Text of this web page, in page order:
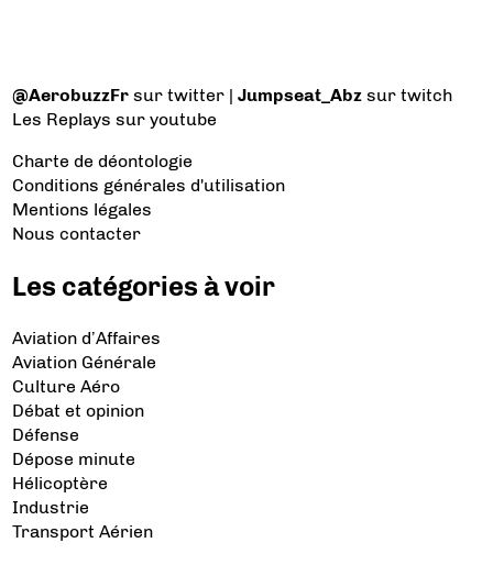
@AerobuzzFr sur twitter |Jumpseat_Abz sur twitch
Les Replays sur youtube
Charte de déontologie
Conditions générales d'utilisation
Mentions légales
Nous contacter
Les catégories à voir
Aviation d’Affaires
Aviation Générale
Culture Aéro
Débat et opinion
Défense
Dépose minute
Hélicoptère
Industrie
Transport Aérien